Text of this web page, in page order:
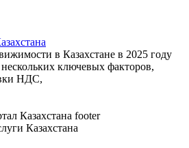
в Казахстане в 2025 году
ключевых факторов,
НДС,
Казахстана